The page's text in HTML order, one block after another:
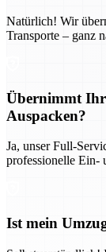
Natürlich! Wir
Transporte – ganz
Übernimmt Ihr
Auspacken?
Ja, unser Full-
professionelle Ein-
Ist mein